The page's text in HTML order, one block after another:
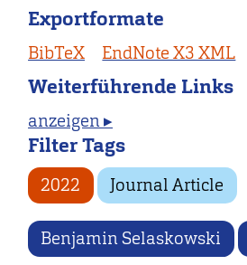
Exportformate
BibTeX EndNote X3 XML
Weiterführende Links
anzeigen ▸
Filter Tags
2022 Journal Article
Benjamin Selaskowski